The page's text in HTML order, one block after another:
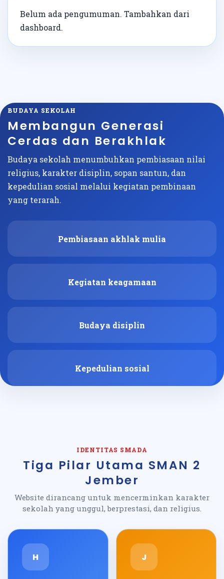
Belum ada pengumuman. Tambahkan dari
dashboard.
BUDAYA SEKOLAH
Membangun Generasi
Cerdas dan Berakhlak
Budaya sekolah menumbuhkan pembiasaan nilai
religius, karakter disiplin, sopan santun, dan
kepedulian sosial melalui kegiatan pembinaan
yang terarah.
Pembiasaan akhlak mulia
Kegiatan keagamaan
Budaya disiplin
Kepedulian sosial
IDENTITAS SMADA
Tiga Pilar Utama SMAN 2
Jember
Website dirancang untuk mencerminkan karakter
sekolah yang unggul, berprestasi, dan religius.
H J